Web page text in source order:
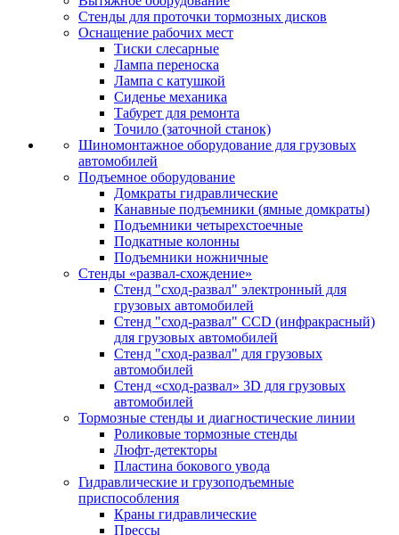
Стенды для проточки тормозных дисков
Оснащение рабочих мест
Тиски слесарные
Лампа переноска
Лампа с катушкой
Сиденье механика
Табурет для ремонта
Точило (заточной станок)
Шиномонтажное оборудование для грузовых
автомобилей
Подъемное оборудование
Домкраты гидравлические
Канавные подъемники (ямные домкраты)
Подъемники четырехстоечные
Подкатные колонны
Подъемники ножничные
Стенды «развал-схождение»
Стенд "сход-развал" электронный для
грузовых автомобилей
Стенд "сход-развал" CCD (инфракрасный)
для грузовых автомобилей
Стенд "сход-развал" для грузовых
автомобилей
Стенд «сход-развал» 3D для грузовых
автомобилей
Тормозные стенды и диагностические линии
Роликовые тормозные стенды
Люфт-детекторы
Пластина бокового увода
Гидравлические и грузоподъемные
приспособления
Краны гидравлические
Прессы